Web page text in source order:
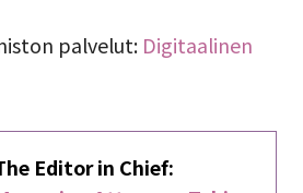
palvelut: Digitaalinen
Editor in Chief: